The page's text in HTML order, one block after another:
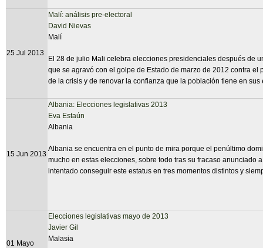
25 Jul 2013
Malí: análisis pre-electoral
David Nievas
Malí
El 28 de julio Mali celebra elecciones presidenciales después de
que se agravó con el golpe de Estado de marzo de 2012 contra
de la crisis y de renovar la confianza que la población tiene en
15 Jun 2013
Albania: Elecciones legislativas 2013
Eva Estaún
Albania
Albania se encuentra en el punto de mira porque el penúltimo
mucho en estas elecciones, sobre todo tras su fracaso
intentado conseguir este estatus en tres momentos distintos y
01 Mayo
Elecciones legislativas mayo de 2013
Javier Gil
Malasia